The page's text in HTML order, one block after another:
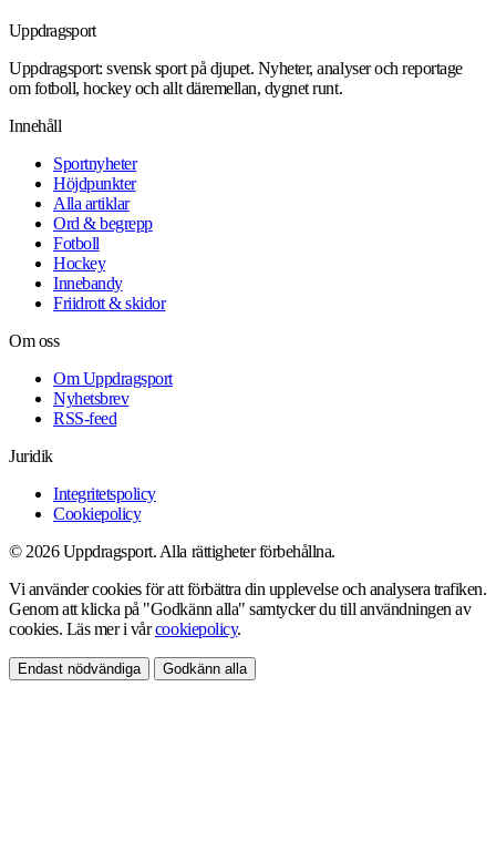
Uppdragsport
Uppdragsport: svensk sport på djupet. Nyheter, analyser och reportage
om fotboll, hockey och allt däremellan, dygnet runt.
Innehåll
Sportnyheter
Höjdpunkter
Alla artiklar
Ord & begrepp
Fotboll
Hockey
Innebandy
Friidrott & skidor
Om oss
Om Uppdragsport
Nyhetsbrev
RSS-feed
Juridik
Integritetspolicy
Cookiepolicy
© 2026 Uppdragsport. Alla rättigheter förbehållna.
Vi använder cookies för att förbättra din upplevelse och analysera trafiken.
Genom att klicka på "Godkänn alla" samtycker du till användningen av
cookies. Läs mer i vårcookiepolicy.
Endast nödvändiga Godkänn alla